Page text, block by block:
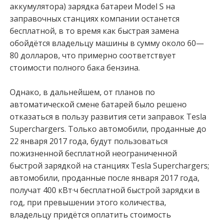
аккумулятора) зарядка батареи Model S на
заправочных станциях компании останется
бесплатной, в то время как быстрая замена
обойдётся владельцу машины в сумму около 60—
80 долларов, что примерно соответствует
стоимости полного бака бензина.
Однако, в дальнейшем, от планов по
автоматической смене батарей было решено
отказаться в пользу развития сети заправок Tesla
Superchargers. Только автомобили, проданные до
22 января 2017 года, будут пользоваться
пожизненной бесплатной неограниченной
быстрой зарядкой на станциях Tesla Superchargers;
автомобили, проданные после января 2017 года,
получат 400 кВт·ч бесплатной быстрой зарядки в
год, при превышении этого количества,
владельцу придётся оплатить стоимость